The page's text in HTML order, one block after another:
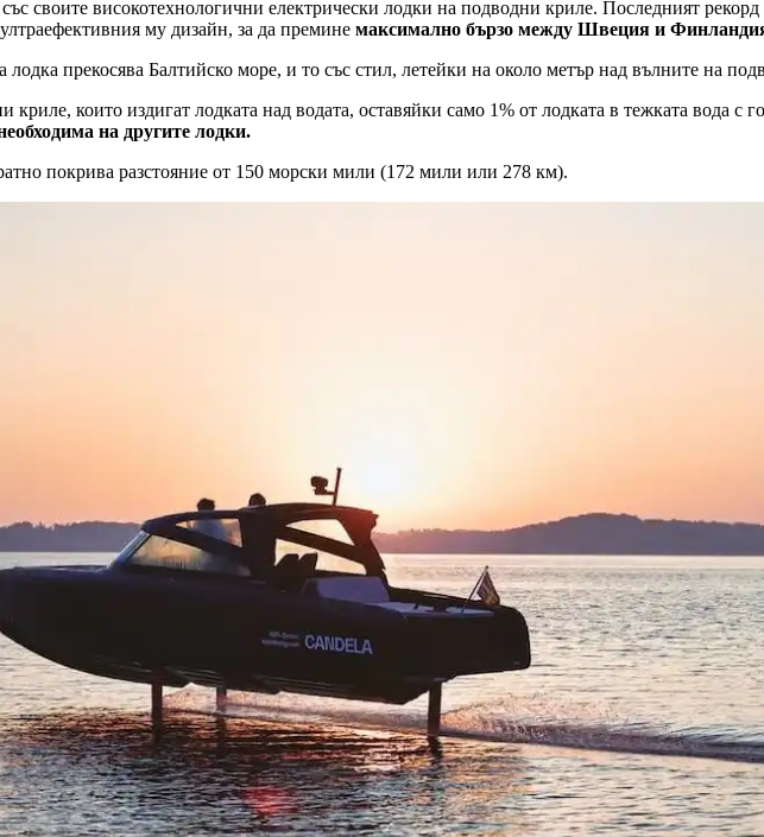
своите високотехнологични електрически лодки на подводни криле. Последният рекорд
му дизайн, за да премине максимално бързо между Швеция и
лодка прекосява Балтийско море, и то със стил, летейки на около метър над вълните на
които издигат лодката над водата, оставяйки само 1% от лодката в тежката вода с
на другите лодки.
покрива разстояние от 150 морски мили (172 мили или 278 км).